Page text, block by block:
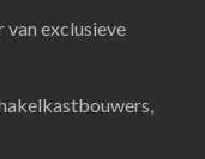
van exclusieve